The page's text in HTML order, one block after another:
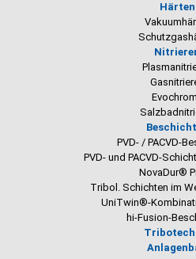
Härten
PVD- / PACVD-
PVD- und PACVD-
NovaDur®
Tribol. Schichten im
UniTwin®-
hi-Fusion-